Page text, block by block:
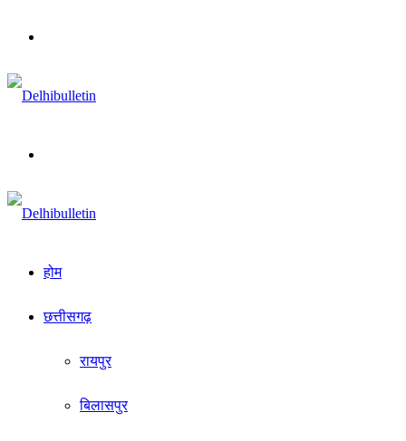
होम
छत्तीसगढ़
रायपुर
बिलासपुर